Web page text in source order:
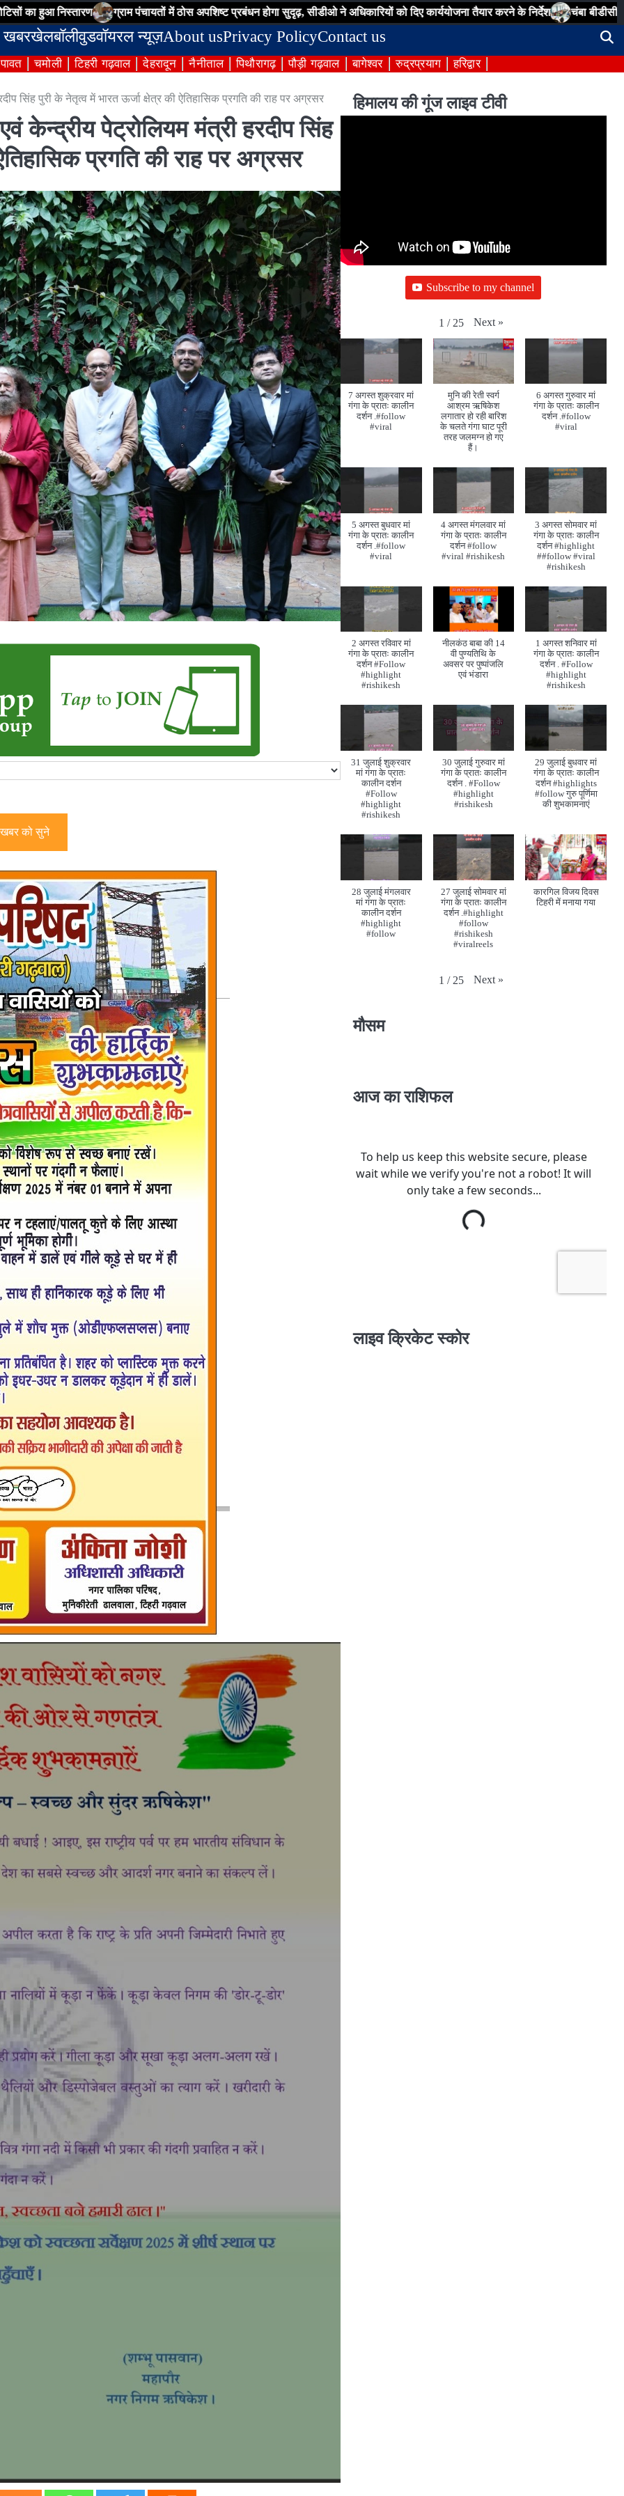
ग्राम पंचायतों में ठोस अपशिष्ट प्रबंधन होगा सुदृढ़, सीडीओ ने अधिकारियों को दिए कार्ययोजना तैयार करने के निर्देश चंबा बीडीसी बैठक: पेयजल,
खबरखेलबॉलीवुडवॉयरल न्यूज़About usPrivacy PolicyContact us
चमोली टिहरी गढ़वाल देहरादून नैनीताल पिथौरागढ़ पौड़ी गढ़वाल बागेश्वर रुद्रप्रयाग हरिद्वार
सिंह पुरी के नेतृत्व में भारत ऊर्जा क्षेत्र की ऐतिहासिक प्रगति की राह पर अग्रसर
केन्द्रीय पेट्रोलियम मंत्री हरदीप सिंह
प्रगति की राह पर अग्रसर
को सुने
हिमालय की गूंज लाइव टीवी
Subscribe to my channel
1 / 25 Next »
7 अगस्त शुक्रवार मां
गंगा के प्रातः कालीन
दर्शन .#follow
#viral
मुनि की रेती स्वर्ग
आश्रम ऋषिकेश
लगातार हो रही बारिश
के चलते गंगा घाट पूरी
तरह जलमग्न हो गए
हैं।
6 अगस्त गुरुवार मां
गंगा के प्रातः कालीन
दर्शन .#follow
#viral
5 अगस्त बुधवार मां
गंगा के प्रातः कालीन
दर्शन .#follow
#viral
4 अगस्त मंगलवार मां
गंगा के प्रातः कालीन
दर्शन #follow
#viral #rishikesh
3 अगस्त सोमवार मां
गंगा के प्रातः कालीन
दर्शन #highlight
##follow #viral
#rishikesh
2 अगस्त रविवार मां
गंगा के प्रातः कालीन
दर्शन #Follow
#highlight
#rishikesh
नीलकंठ बाबा की 14
वी पुण्यतिथि के
अवसर पर पुष्पांजलि
एवं भंडारा
1 अगस्त शनिवार मां
गंगा के प्रातः कालीन
दर्शन . #Follow
#highlight
#rishikesh
31 जुलाई शुक्रवार
मां गंगा के प्रातः
कालीन दर्शन
#Follow
#highlight
#rishikesh
30 जुलाई गुरुवार मां
गंगा के प्रातः कालीन
दर्शन . #Follow
#highlight
#rishikesh
29 जुलाई बुधवार मां
गंगा के प्रातः कालीन
दर्शन #highlights
#follow गुरु पूर्णिमा
की शुभकामनाएं
28 जुलाई मंगलवार
मां गंगा के प्रातः
कालीन दर्शन
#highlight
#follow
27 जुलाई सोमवार मां
गंगा के प्रातः कालीन
दर्शन .#highlight
#follow
#rishikesh
#viralreels
कारगिल विजय दिवस
टिहरी में मनाया गया
1 / 25 Next »
मौसम
आज का राशिफल
लाइव क्रिकेट स्कोर